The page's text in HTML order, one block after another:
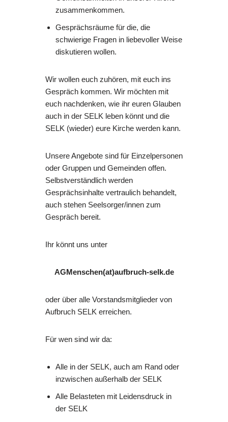
zusammenkommen.
Gesprächsräume für die, die
schwierige Fragen in liebevoller Weise
diskutieren wollen.
Wir wollen euch zuhören, mit euch ins
Gespräch kommen. Wir möchten mit
euch nachdenken, wie ihr euren Glauben
auch in der SELK leben könnt und die
SELK (wieder) eure Kirche werden kann.
Unsere Angebote sind für Einzelpersonen
oder Gruppen und Gemeinden offen.
Selbstverständlich werden
Gesprächsinhalte vertraulich behandelt,
auch stehen Seelsorger/innen zum
Gespräch bereit.
Ihr könnt uns unter
AGMenschen(at)aufbruch-selk.de
oder über alle Vorstandsmitglieder von
Aufbruch SELK erreichen.
Für wen sind wir da:
Alle in der SELK, auch am Rand oder
inzwischen außerhalb der SELK
Alle Belasteten mit Leidensdruck in
der SELK